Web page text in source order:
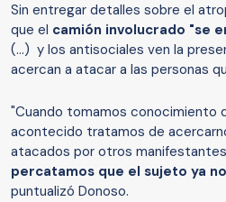
Sin entregar detalles sobre el
que el camión involucrado "se
(...) y los antisociales ven la
acercan a atacar a las personas
"Cuando tomamos conocimiento
acontecido tratamos de
atacados por otros
percatamos que el sujeto ya
puntualizó Donoso.